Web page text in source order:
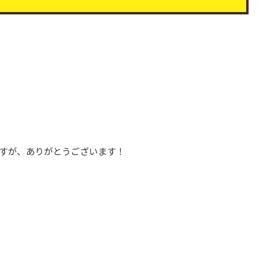
が、ありがとうございます！